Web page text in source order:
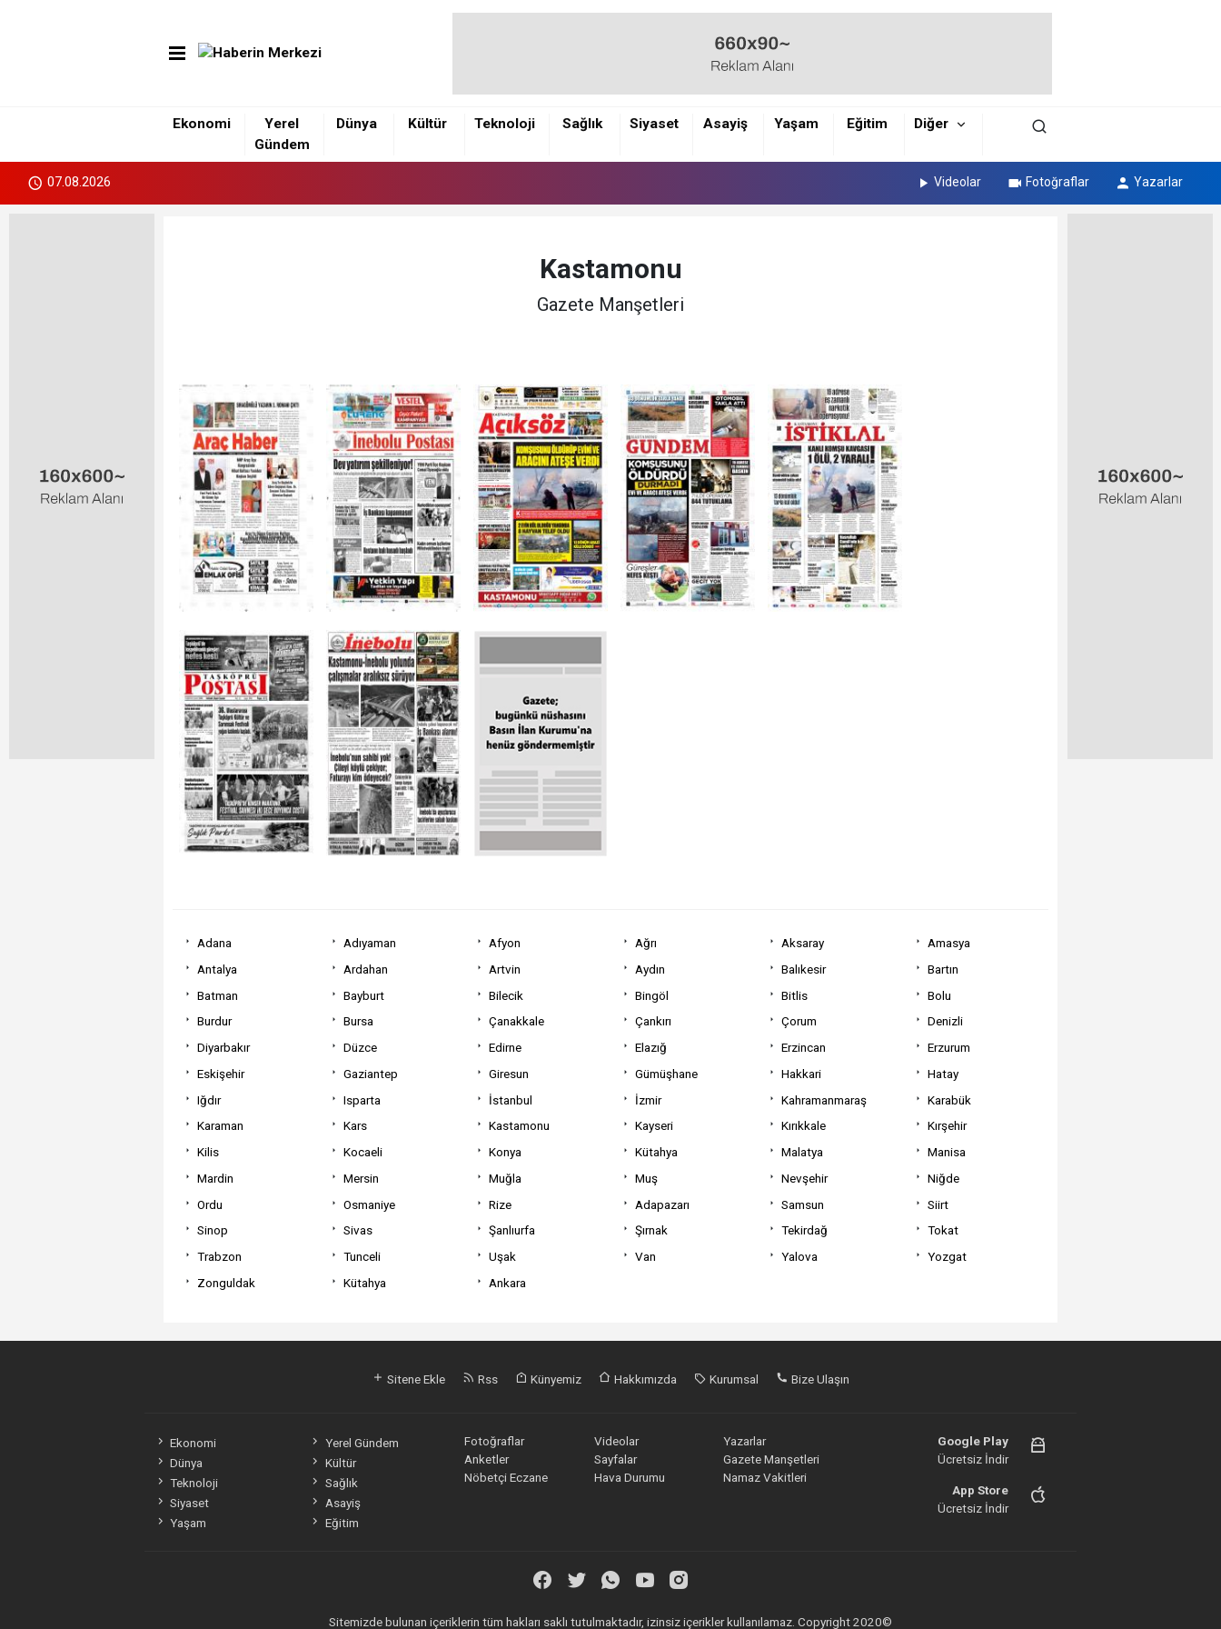
Ekonomi
Yerel
Gündem
Dünya Kültür Teknoloji Sağlık Siyaset Asayiş Yaşam Eğitim Diğer
07.08.2026 Videolar Fotoğraflar Yazarlar
Kastamonu
Gazete Manşetleri
Adana Adıyaman Afyon Ağrı Aksaray
Amasya
Antalya
Ardahan Artvin Aydın Balıkesir
Bartın
Batman
Bayburt Bilecik Bingöl Bitlis
Bolu
Burdur
Bursa Çanakkale Çankırı Çorum
Denizli
Diyarbakır
Düzce Edirne Elazığ Erzincan
Erzurum
Eskişehir
Gaziantep Giresun Gümüşhane Hakkari
Hatay
Iğdır
Isparta İstanbul İzmir Kahramanmaraş
Karabük
Karaman
Kars Kastamonu Kayseri Kırıkkale
Kırşehir
Kilis
Kocaeli Konya Kütahya Malatya
Manisa
Mardin
Mersin Muğla Muş Nevşehir
Niğde
Ordu
Osmaniye Rize Adapazarı Samsun
Siirt
Sinop
Sivas Şanlıurfa Şırnak Tekirdağ
Tokat
Trabzon
Tunceli Uşak Van Yalova
Yozgat
Zonguldak
Kütahya Ankara
Sitene Ekle Rss Künyemiz Hakkımızda Kurumsal Bize Ulaşın
Ekonomi
Yerel Gündem
Dünya
Kültür
Teknoloji
Sağlık
Siyaset
Asayiş
Yaşam
Eğitim
Fotoğraflar Videolar
Yazarlar
Anketler
Sayfalar
Gazete Manşetleri
Nöbetçi Eczane
Hava Durumu Namaz Vakitleri
Google Play
Ücretsiz İndir
App Store
Ücretsiz İndir
Sitemizde bulunan içeriklerin tüm hakları saklı tutulmaktadır, izinsiz içerikler kullanılamaz. Copyright 2020©